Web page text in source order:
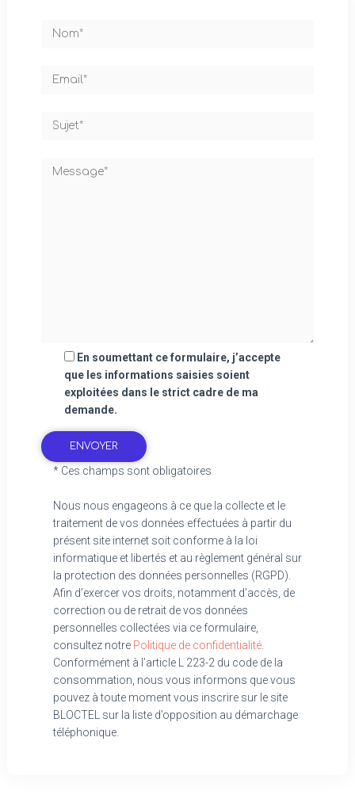
En soumettant ce formulaire, j’accepte
que les informations saisies soient
exploitées dans le strict cadre de ma
demande.
* Ces champs sont obligatoires
Nous nous engageons à ce que la collecte et le
traitement de vos données effectuées à partir du
présent site internet soit conforme à la loi
informatique et libertés et au règlement général sur
la protection des données personnelles (RGPD).
Afin d’exercer vos droits, notamment d’accès, de
correction ou de retrait de vos données
personnelles collectées via ce formulaire,
consultez notre Politique de confidentialité.
Conformément à l’article L 223-2 du code de la
consommation, nous vous informons que vous
pouvez à toute moment vous inscrire sur le site
BLOCTEL sur la liste d’opposition au démarchage
téléphonique.